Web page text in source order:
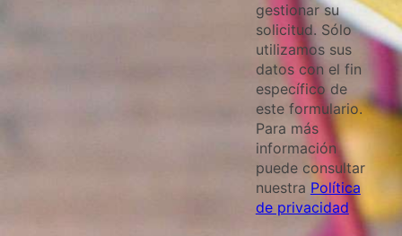
gestionar su
solicitud. Sólo
utilizamos sus
datos con el fin
específico de
este formulario.
Para más
información
puede consultar
nuestra Política
de privacidad